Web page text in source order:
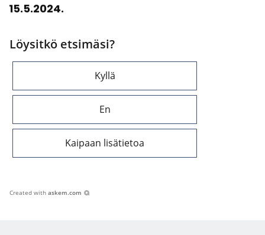
15.5.2024.
Löysitkö etsimäsi?
Kyllä
En
Kaipaan lisätietoa
Created with askem.com